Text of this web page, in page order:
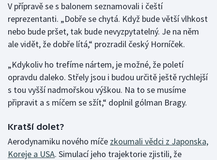
Short track
Sportovní střelba
Triatlon
Veslování
Vodní slalom
Volejbal
V přípravě se s balonem seznamovali i čeští
reprezentanti. „Dobře se chytá. Když bude větší vlhkost
nebo bude pršet, tak bude nevyzpytatelný. Je na něm
ale vidět, že dobře lítá,“ prozradil český Horníček.
„Kdykoliv ho trefíme nártem, je možné, že poletí
opravdu daleko. Střely jsou i budou určitě ještě rychlejší
s tou vyšší nadmořskou výškou. Na to se musíme
připravit a s míčem se sžít,“ doplnil gólman Bragy.
Kratší dolet?
Aerodynamiku nového míče zkoumali vědci z Japonska,
Koreje a USA. Simulací jeho trajektorie zjistili, že